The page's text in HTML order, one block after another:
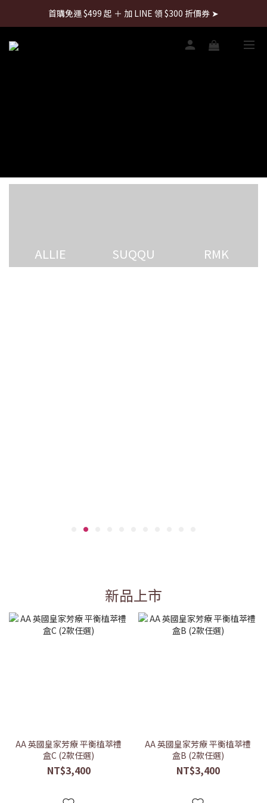
首購免運 $499 起 ＋ 加 LINE 領 $300 折價券 ➤
首購免運 $499 起 ＋ 加 LINE 領 $300 折價券 ➤
ALLIE SUQQU RMK
新品上市
AA 英國皇家芳療 平衡植萃禮
盒C (2款任選)
NT$3,400
AA 英國皇家芳療 平衡植萃禮
盒B (2款任選)
NT$3,400